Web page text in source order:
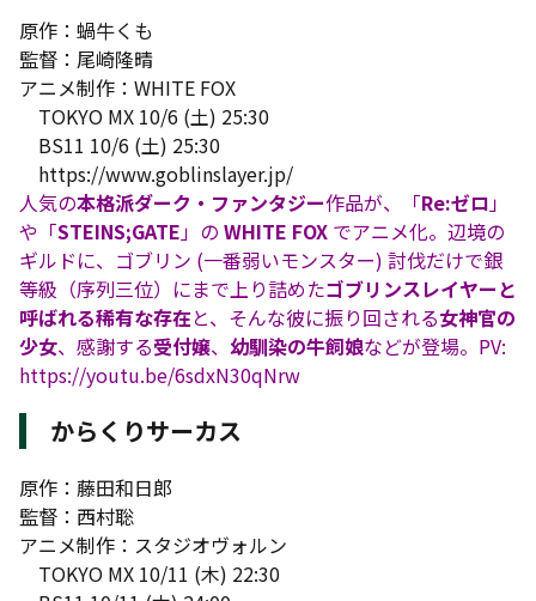
原作：蝸牛くも
監督：尾崎隆晴
アニメ制作：WHITE FOX
TOKYO MX 10/6 (土) 25:30
BS11 10/6 (土) 25:30
https://www.goblinslayer.jp/
人気の本格派ダーク・ファンタジー作品が、「Re:ゼロ」
や「STEINS;GATE」の WHITE FOX でアニメ化。辺境の
ギルドに、ゴブリン (一番弱いモンスター) 討伐だけで銀
等級（序列三位）にまで上り詰めたゴブリンスレイヤーと
呼ばれる稀有な存在と、そんな彼に振り回される女神官の
少女、感謝する受付嬢、 幼馴染の牛飼娘などが登場。PV:
https://youtu.be/6sdxN30qNrw
からくりサーカス
原作：藤田和日郎
監督：西村聡
アニメ制作：スタジオヴォルン
TOKYO MX 10/11 (木) 22:30